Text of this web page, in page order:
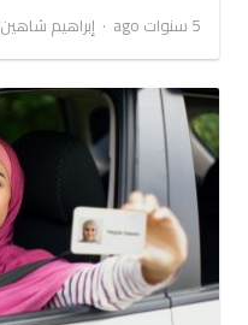
5 سنوات ago
Author
إبراهيم شاهين